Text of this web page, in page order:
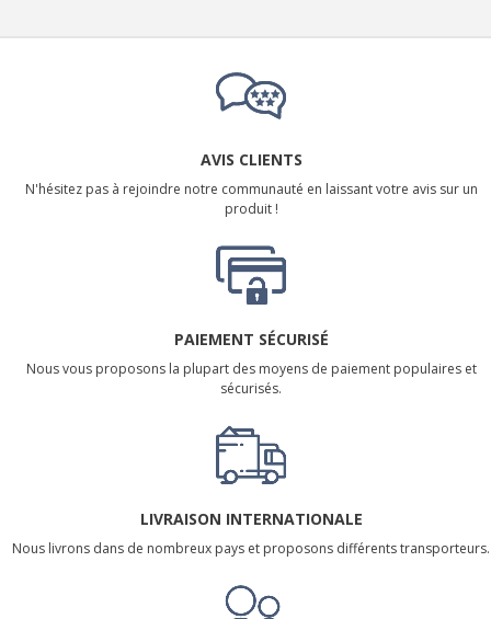
AVIS CLIENTS
N'hésitez pas à rejoindre notre communauté en laissant votre avis sur un
produit !
PAIEMENT SÉCURISÉ
Nous vous proposons la plupart des moyens de paiement populaires et
sécurisés.
LIVRAISON INTERNATIONALE
Nous livrons dans de nombreux pays et proposons différents transporteurs.